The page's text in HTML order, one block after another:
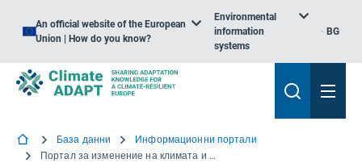
An official website of the European
Union | How do you know?
Environmental
information
systems
BG
База данни
Информационни портали
Портал за изменение на климата и прясна вода